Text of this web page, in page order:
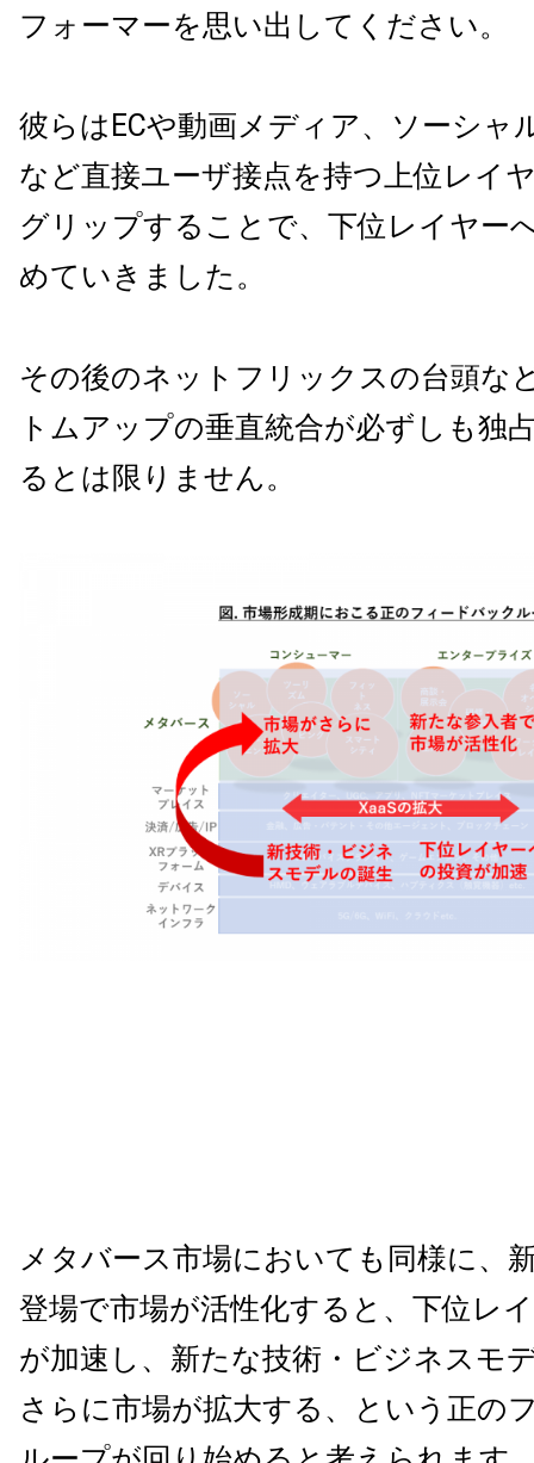
フォーマーを思い出してください。
彼らはECや動画メディア、ソーシャ
など直接ユーザ接点を持つ上位レイ
グリップすることで、下位レイヤー
めていきました。
その後のネットフリックスの台頭な
トムアップの垂直統合が必ずしも独
るとは限りません。
メタバース市場においても同様に、
登場で市場が活性化すると、下位レ
が加速し、新たな技術・ビジネスモ
さらに市場が拡大する、という正の